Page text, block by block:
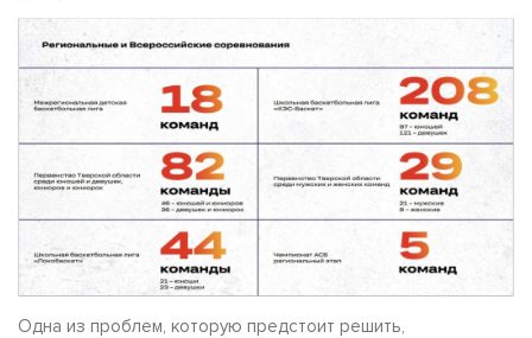
Одна из проблем, которую предстоит решить,